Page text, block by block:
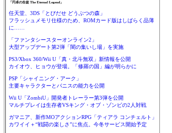
「円卓の生徒 The Eternal Legend」
任天堂、3DS「とびだせ どうぶつの森」
フラッシュメモリ仕様のため、ROMカード版はしばらく品薄
に……
「ファンタシースターオンライン2」
大型アップデート第2弾「闇の集いし場」を実施
PS3/Xbox 360/Wii U「真・北斗無双」新情報を公開
カイオウ、ヒョウが登場。「修羅の国」編が明らかに
PSP「シャイニング・アーク」
主要キャラクターとパニスの能力を公開
Wii U「ZombiU」開発者トレーラー第3弾を公開
マルチプレイは生存者VSキング・オブ・ゾンビの2人対戦
ガマニア、新作MOアクションRPG「ティアラ コンチェルト」
カワイイ＋“戦闘の楽しさ”に焦点。今冬サービス開始予定